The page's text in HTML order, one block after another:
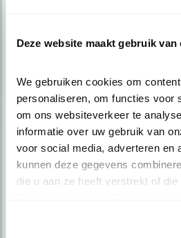
Deze website maakt gebruik van
We gebruiken cookies om
personaliseren, om functies voor
om ons websiteverkeer te
informatie over uw gebruik van
voor social media, adverteren en
kunnen deze gegevens
die u aan ze heeft verstrekt of
Meld je aan en ontvang nieuws,
over vogels en activiteiten van
AANMELDEN VOGELNIEUWS
Volg ons via social